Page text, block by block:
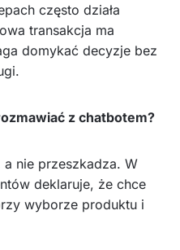
często działa
transakcja ma
domykać decyzje bez
z chatbotem?
nie przeszkadza. W
deklaruje, że chce
wyborze produktu i